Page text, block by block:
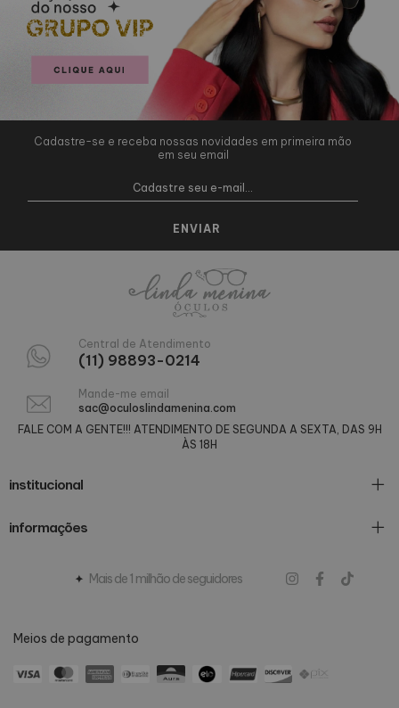
Central de Atendimento
(11) 98893-0214
Mande-me email
sac@oculoslindamenina.com
FALE COM A GENTE!!! ATENDIMENTO DE SEGUNDA A SEXTA, DAS 9H
ÀS 18H
institucional
informações
Mais de 1 milhão de seguidores
Cadastre-se e receba nossas novidades em primeira mão
em seu email
Meios de pagamento